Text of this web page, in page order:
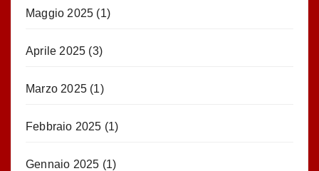
Maggio 2025 (1)
Aprile 2025 (3)
Marzo 2025 (1)
Febbraio 2025 (1)
Gennaio 2025 (1)